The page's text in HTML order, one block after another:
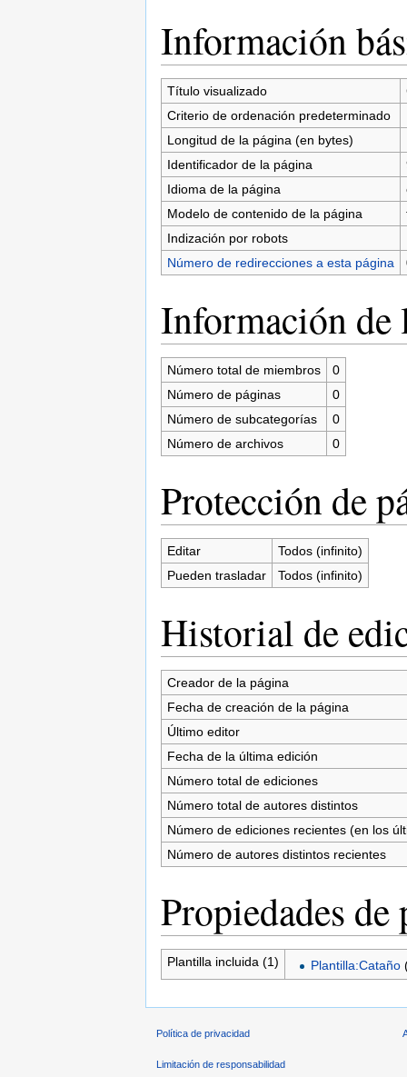
Información
Título visualizado
Criterio de ordenación predeterminado
Longitud de la página (en bytes)
Identificador de la página
Idioma de la página
Modelo de contenido de la página
Indización por robots
Número de redirecciones a esta página
Información de
Número total de miembros
0
Número de páginas
0
Número de subcategorías
0
Número de archivos
0
Protección de
Editar
Todos (infinito)
Pueden trasladar
Todos (infinito)
Historial de
Creador de la página
Fecha de creación de la página
Último editor
Fecha de la última edición
Número total de ediciones
Número total de autores distintos
Número de ediciones recientes (en los
Número de autores distintos recientes
Propiedades de
Plantilla incluida (1) Plantilla:Cataño
Política de privacidad
Limitación de responsabilidad